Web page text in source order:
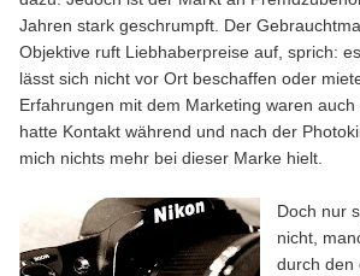
Jahren stark geschrumpft. Der
Objektive ruft Liebhaberpreise auf, sprich:
lässt sich nicht vor Ort beschaffen oder
Erfahrungen mit dem Marketing waren
hatte Kontakt während und nach der
mich nichts mehr bei dieser Marke hielt.
Doch nur
nicht,
durch den